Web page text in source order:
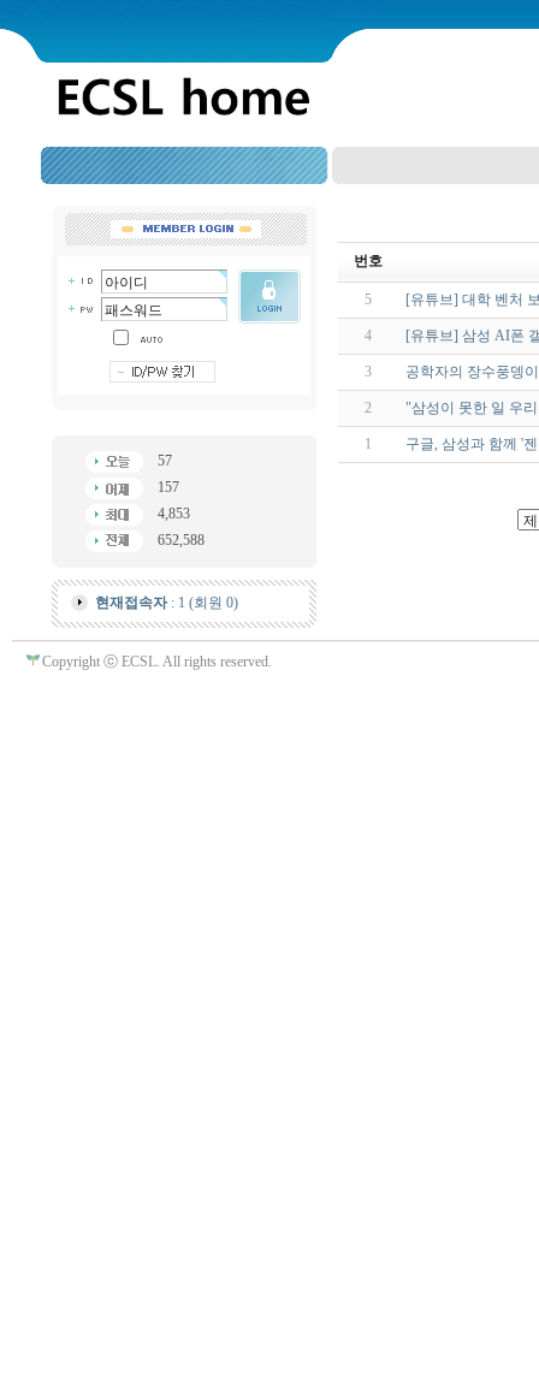
57
157
4,853
652,588
현재접속자: 1 (회원 0)
번호
5 [유튜브] 대학 벤처
4 [유튜브] 삼성 AI폰
3 공학자의 장수풍뎅
2 "삼성이 못한 일 우
1 구글, 삼성과 함께 '
Copyright ⓒ ECSL. All rights reserved.